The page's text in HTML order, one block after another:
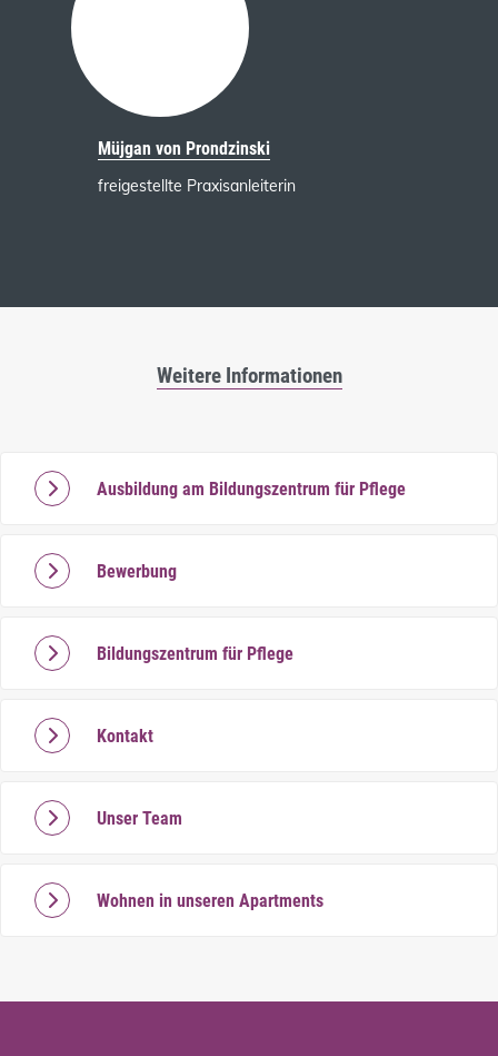
Müjgan von Prondzinski
freigestellte Praxisanleiterin
Weitere Informationen
Ausbildung am Bildungszentrum für Pflege
Bewerbung
Bildungszentrum für Pflege
Kontakt
Unser Team
Wohnen in unseren Apartments